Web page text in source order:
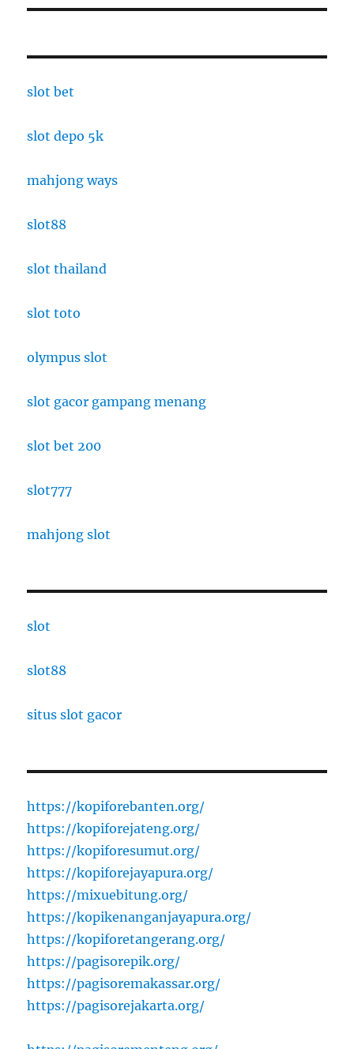
slot bet
slot depo 5k
mahjong ways
slot88
slot thailand
slot toto
olympus slot
slot gacor gampang menang
slot bet 200
slot777
mahjong slot
slot
slot88
situs slot gacor
https://kopiforebanten.org/
https://kopiforejateng.org/
https://kopiforesumut.org/
https://kopiforejayapura.org/
https://mixuebitung.org/
https://kopikenanganjayapura.org/
https://kopiforetangerang.org/
https://pagisorepik.org/
https://pagisoremakassar.org/
https://pagisorejakarta.org/